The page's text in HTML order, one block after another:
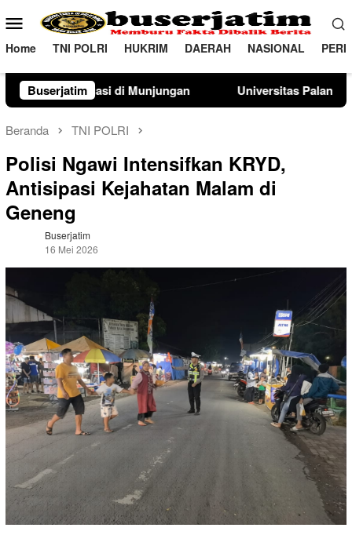
ke
konten
Menu
Mobile
Home TNI POLRI HUKRIM DAERAH NASIONAL
Buserjatim Universitas Palangka Raya Perkuat SDM Polri
Beranda TNI POLRI
Polisi Ngawi Intensifkan KRYD,
Antisipasi Kejahatan Malam di
Geneng
Buserjatim
16 Mei 2026